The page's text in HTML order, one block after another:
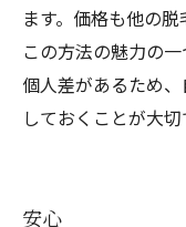
ます。価格も他の
この方法の魅力の
個人差があるため
しておくことが大切
安心